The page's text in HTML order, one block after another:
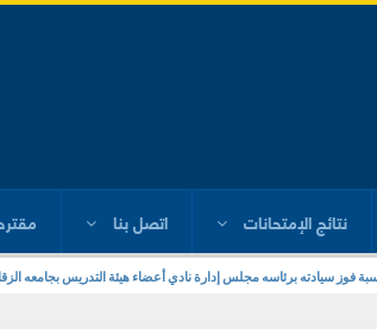
نتائج الإمتحانات اتصل بنا
فوز سيادته برئاسه مجلس إدارة نادي أعضاء هيئة التدريس بجامعه